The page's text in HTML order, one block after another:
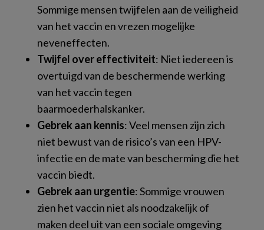
Sommige mensen twijfelen aan de veiligheid
van het vaccin en vrezen mogelijke
neveneffecten.
Twijfel over effectiviteit: Niet iedereen is
overtuigd van de beschermende werking
van het vaccin tegen
baarmoederhalskanker.
Gebrek aan kennis: Veel mensen zijn zich
niet bewust van de risico’s van een HPV-
infectie en de mate van bescherming die het
vaccin biedt.
Gebrek aan urgentie: Sommige vrouwen
zien het vaccin niet als noodzakelijk of
maken deel uit van een sociale omgeving